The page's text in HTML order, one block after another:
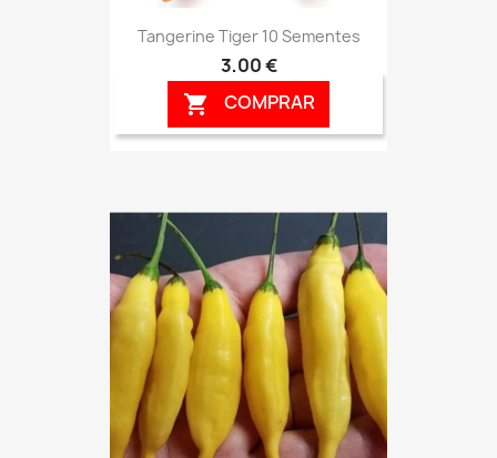
Tangerine Tiger 10 Sementes
3,00 €
 COMPRAR